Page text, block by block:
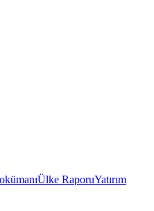
Ülke RaporuYatırım